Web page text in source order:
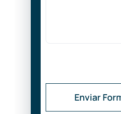
Enviar